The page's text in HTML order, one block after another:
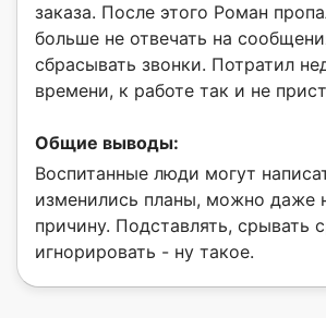
заказа. После этого Роман
больше не отвечать на
сбрасывать звонки. Потратил
времени, к работе так и не
Общие выводы:
Воспитанные люди могут
изменились планы, можно даже
причину. Подставлять, срывать
игнорировать - ну такое.